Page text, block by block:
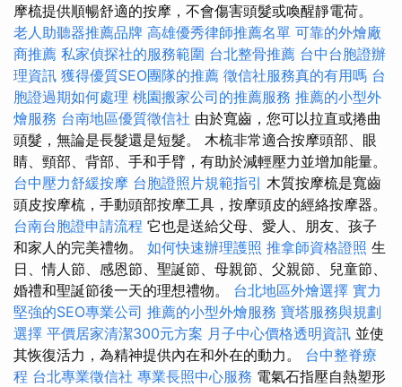
摩梳提供順暢舒適的按摩，不會傷害頭髮或喚醒靜電荷。
老人助聽器推薦品牌 高雄優秀律師推薦名單 可靠的外燴廠
商推薦 私家偵探社的服務範圍 台北整骨推薦 台中台胞證辦
理資訊 獲得優質SEO團隊的推薦 徵信社服務真的有用嗎 台
胞證過期如何處理 桃園搬家公司的推薦服務 推薦的小型外
燴服務 台南地區優質徵信社 由於寬齒，您可以拉直或捲曲
頭髮，無論是長髮還是短髮。 木梳非常適合按摩頭部、眼
睛、頸部、背部、手和手臂，有助於減輕壓力並增加能量。
台中壓力舒緩按摩 台胞證照片規範指引 木質按摩梳是寬齒
頭皮按摩梳，手動頭部按摩工具，按摩頭皮的經絡按摩器。
台南台胞證申請流程 它也是送給父母、愛人、朋友、孩子
和家人的完美禮物。 如何快速辦理護照 推拿師資格證照 生
日、情人節、感恩節、聖誕節、母親節、父親節、兒童節、
婚禮和聖誕節後一天的理想禮物。 台北地區外燴選擇 實力
堅強的SEO專業公司 推薦的小型外燴服務 寶塔服務與規劃
選擇 平價居家清潔300元方案 月子中心價格透明資訊 並使
其恢復活力，為精神提供內在和外在的動力。 台中整脊療
程 台北專業徵信社 專業長照中心服務 電氣石指壓自熱塑形